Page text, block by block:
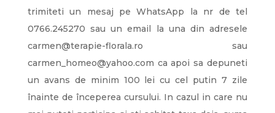
trimiteti un mesaj pe WhatsApp la nr de tel
0766.245270 sau un email la una din adresele
carmen@terapie-florala.ro sau
carmen_homeo@yahoo.com ca apoi sa depuneti
un avans de minim 100 lei cu cel putin 7 zile
înainte de începerea cursului. In cazul in care nu